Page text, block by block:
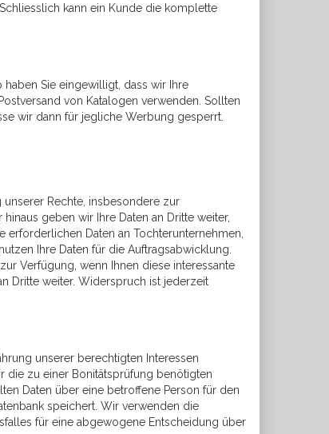
kann ein Kunde die komplette
Sie eingewilligt, dass wir Ihre
von Katalogen verwenden. Sollten
wir dann für jegliche Werbung gesperrt.
Rechte, insbesondere zur
geben wir Ihre Daten an Dritte weiter,
Daten an Tochterunternehmen,
Ihre Daten für die Auftragsabwicklung.
Verfügung, wenn Ihnen diese interessante
Dritte weiter. Widerspruch ist jederzeit
unserer berechtigten Interessen
die zu einer Bonitätsprüfung benötigten
Daten über eine betroffene Person für den
speichert. Wir verwenden die
für eine abgewogene Entscheidung über